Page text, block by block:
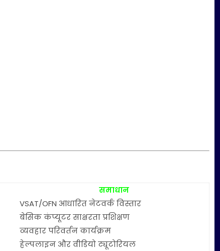
समाधान
VSAT/OFN आधारित नेटवर्क विस्तार
बेसिक कंप्यूटर साक्षरता प्रशिक्षण
व्यवहार परिवर्तन कार्यक्रम
हेल्पलाइन और वीडियो ट्यूटोरियल